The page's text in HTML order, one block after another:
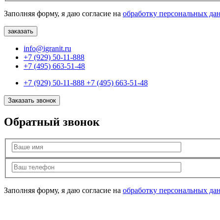
Заполняя форму, я даю согласие на обработку персональных
info@igranit.ru
+7 (929) 50-11-888
+7 (495) 663-51-48
+7 (929) 50-11-888 +7 (495) 663-51-48
Заказать звонок
Обратный звонок
Заполняя форму, я даю согласие на обработку персональных